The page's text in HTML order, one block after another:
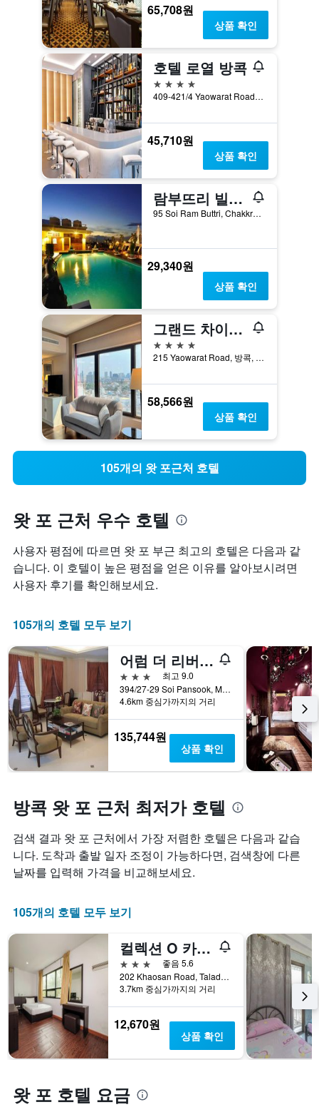
65,708원
상품 확인
호텔 로열 방콕
4성급
409-421/4 Yaowarat Road, 방콕, 태국
45,710원
상품 확인
람부뜨리 빌리지 인 & 플라자
95 Soi Ram Buttri, Chakkra Phong Road, Phra Nakorn, 방콕, 태국
29,340원
상품 확인
그랜드 차이나 방콕
4성급
215 Yaowarat Road, 방콕, 태국
58,566원
상품 확인
105개의 왓 포근처 호텔
왓 포 근처 우수 호텔
사용자 평점에 따르면 왓 포 부근 최고의 호텔은 다음과 같
습니다. 이 호텔이 높은 평점을 얻은 이유를 알아보시려면
사용자 후기를 확인해보세요.
105개의 호텔 모두 보기
어럼 더 리버 플레이스
3성급
최고 9.0
394/27-29 Soi Pansook, Maharaj Road, 방콕, 태국
4.6km 중심가까지의 거리
135,744원
상품 확인
방콕 왓 포 근처 최저가 호텔
검색 결과 왓 포 근처에서 가장 저렴한 호텔은 다음과 같습
니다. 도착과 출발 일자 조정이 가능하다면, 검색창에 다른
날짜를 입력해 가격을 비교해보세요.
105개의 호텔 모두 보기
컬렉션 O 카오산 파크
3성급
좋음 5.6
202 Khaosan Road, Taladyot, Phranakorn, 방콕, 태국
3.7km 중심가까지의 거리
12,670원
상품 확인
왓 포 호텔 요금